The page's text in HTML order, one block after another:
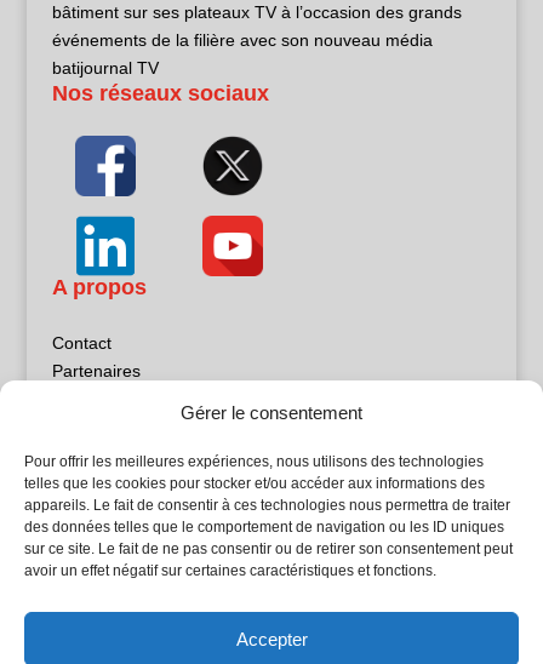
Gérer le consentement
Pour offrir les meilleures expériences, nous utilisons des technologies
telles que les cookies pour stocker et/ou accéder aux informations des
appareils. Le fait de consentir à ces technologies nous permettra de traiter
des données telles que le comportement de navigation ou les ID uniques
sur ce site. Le fait de ne pas consentir ou de retirer son consentement peut
avoir un effet négatif sur certaines caractéristiques et fonctions.
Accepter
bâtiment sur ses plateaux TV à l’occasion des grands
événements de la filière avec son nouveau média
batijournal TV
Nos réseaux sociaux
A propos
Contact
Partenaires
Politique de confidentialité
Sites partenaires
5Façades
Atrium Patrimoine